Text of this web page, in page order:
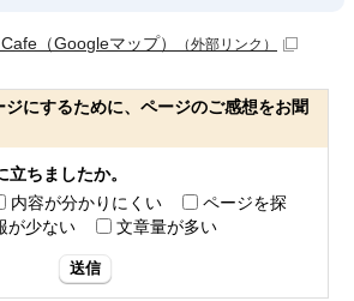
（Googleマップ） （外部リンク）
ジにするために、ページのご感想をお聞
立ちましたか。
内容が分かりにくい
ページを探
が少ない 文章量が多い
送信